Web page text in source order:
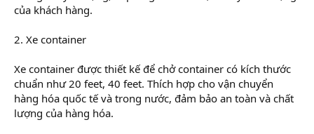
của khách hàng.
2. Xe container
Xe container được thiết kế để chở container có kích thước
chuẩn như 20 feet, 40 feet. Thích hợp cho vận chuyển
hàng hóa quốc tế và trong nước, đảm bảo an toàn và chất
lượng của hàng hóa.